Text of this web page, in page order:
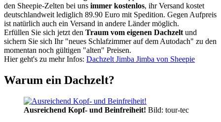
den Sheepie-Zelten bei uns immer kostenlos, ihr Versand kostet
deutschlandweit lediglich 89.90 Euro mit Spedition. Gegen Aufpreis
ist natürlich auch ein Versand in andere Länder möglich.
Erfüllen Sie sich jetzt den Traum vom eigenen Dachzelt und
sichern Sie sich Ihr "neues Schlafzimmer auf dem Autodach" zu den
momentan noch gültigen "alten" Preisen.
Hier geht's zu mehr Infos: Dachzelt Jimba Jimba von Sheepie
Warum ein Dachzelt?
Ausreichend Kopf- und Beinfreiheit! Bild: tour-tec